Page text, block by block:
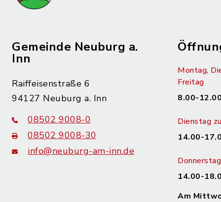
Gemeinde Neuburg a.
Inn
Raiffeisenstraße 6
94127 Neuburg a. Inn
08502 9008-0
08502 9008-30
info@neuburg-am-inn.de
Montag,
Freitag
8.00-
Dienstag
14.00-
14.00-
Am